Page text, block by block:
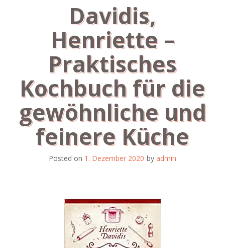
Davidis,
Henriette –
Praktisches
Kochbuch für die
gewöhnliche und
feinere Küche
Posted on 1. Dezember 2020 by admin